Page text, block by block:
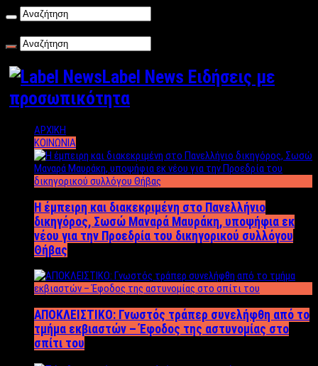
Label News Ειδήσεις με
προσωπικότητα
ΑΡΧΙΚΗ
ΚΟΙΝΩΝΙΑ
Η έμπειρη και διακεκριμένη στο Πανελλήνιο
δικηγόρος, Σωσώ Μαναρά Μαυράκη, υποψήφια εκ
νέου για την Προεδρία του δικηγορικού συλλόγου
Θήβας
ΑΠΟΚΛΕΙΣΤΙΚΟ: Γνωστός τράπερ συνελήφθη από το
τμήμα εκβιαστών – Έφοδος της αστυνομίας στο
σπίτι του